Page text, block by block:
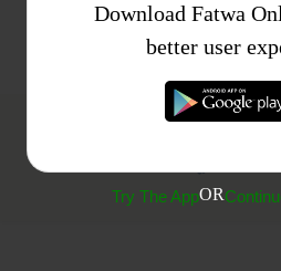
ثناء اللہ مدنی جلد 3
Download Fatwa
better user
Try The AppOR